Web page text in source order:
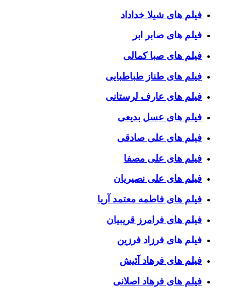
فیلم های شیلا خداداد
فیلم های صابر ابر
فیلم های صبا کمالی
فیلم های طناز طباطبایی
فیلم های عارف لرستانی
فیلم های عسل بدیعی
فیلم های علی صادقی
فیلم های علی مصفا
فیلم های علی نصیریان
فیلم های فاطمه معتمد آریا
فیلم های فرامرز قریبیان
فیلم های فرزاد فرزین
فیلم های فرهاد آئیش
فیلم های فرهاد اصلانی